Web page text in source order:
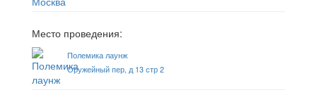
Место проведения:
Полемика лаунж
Оружейный пер, д 13 стр 2